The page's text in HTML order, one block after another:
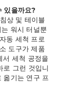
있을까요?
상 및 테이블
워시 터널뿐
동 세척 프로
도구가 제품
서 세척 공정을
로 그런 것입니
옮기는 연구 프